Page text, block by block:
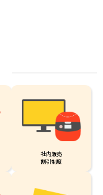
社内販売
割引制度